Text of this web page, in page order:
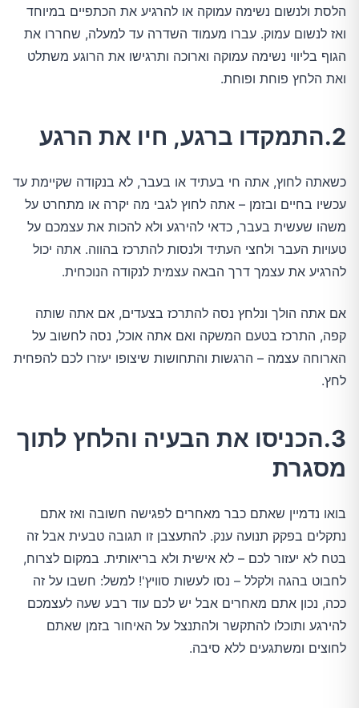
הלסת ולנשום נשימה עמוקה או להרגיע את הכתפיים במיוחד
ואז לנשום עמוק. עברו מעמוד השדרה עד למעלה, שחררו את
הגוף בליווי נשימה עמוקה וארוכה ותרגישו את הרוגע משתלט
ואת הלחץ פוחת ופוחת.
2.התמקדו ברגע, חיו את הרגע
כשאתה לחוץ, אתה חי בעתיד או בעבר, לא בנקודה שקיימת עד
עכשיו בחיים ובזמן – אתה לחוץ לגבי מה יקרה או מתחרט על
משהו שעשית בעבר, כדאי להירגע ולא להכות את עצמכם על
טעויות העבר ולחצי העתיד ולנסות להתרכז בהווה. אתה יכול
להרגיע את עצמך דרך הבאה עצמית לנקודה הנוכחית.
אם אתה הולך ונלחץ נסה להתרכז בצעדים, אם אתה שותה
קפה, התרכז בטעם המשקה ואם אתה אוכל, נסה לחשוב על
הארוחה עצמה – הרגשות והתחושות שיצופו יעזרו לכם להפחית
לחץ.
3.הכניסו את הבעיה והלחץ לתוך
מסגרת
בואו נדמיין שאתם כבר מאחרים לפגישה חשובה ואז אתם
נתקלים בפקק תנועה ענק. להתעצבן זו תגובה טבעית אבל זה
בטח לא יעזור לכם – לא אישית ולא בריאותית. במקום לצרוח,
לחבוט בהגה ולקלל – נסו לעשות סוויץ'! למשל: חשבו על זה
ככה, נכון אתם מאחרים אבל יש לכם עוד רבע שעה לעצמכם
להירגע ותוכלו להתקשר ולהתנצל על האיחור בזמן שאתם
לחוצים ומשתגעים ללא סיבה.